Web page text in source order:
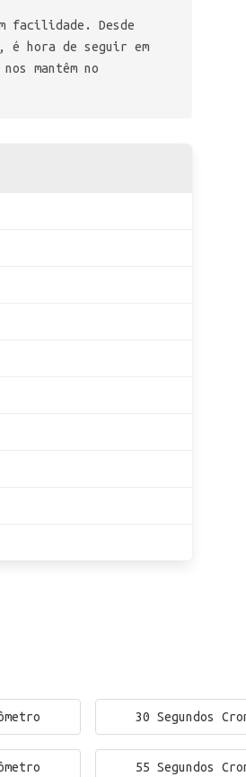
facilidade. Desde
é hora de seguir em
mantêm no
30 Segundos
55 Segundos